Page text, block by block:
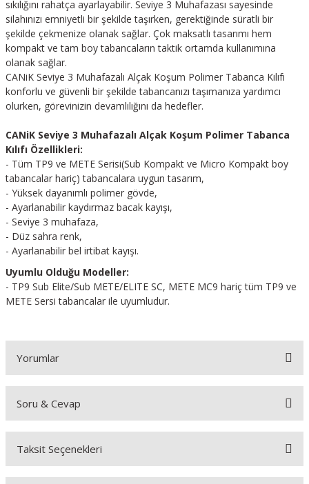
sıkılığını rahatça ayarlayabilir. Seviye 3 Muhafazası sayesinde
silahınızı emniyetli bir şekilde taşırken, gerektiğinde süratli bir
şekilde çekmenize olanak sağlar. Çok maksatlı tasarımı hem
kompakt ve tam boy tabancaların taktik ortamda kullanımına
olanak sağlar.
CANiK Seviye 3 Muhafazalı Alçak Koşum Polimer Tabanca Kılıfı
konforlu ve güvenli bir şekilde tabancanızı taşımanıza yardımcı
olurken, görevinizin devamlılığını da hedefler.
CANiK Seviye 3 Muhafazalı Alçak Koşum Polimer Tabanca
Kılıfı Özellikleri:
- Tüm TP9 ve METE Serisi(Sub Kompakt ve Micro Kompakt boy
tabancalar hariç) tabancalara uygun tasarım,
- Yüksek dayanımlı polimer gövde,
- Ayarlanabilir kaydırmaz bacak kayışı,
- Seviye 3 muhafaza,
- Düz sahra renk,
- Ayarlanabilir bel irtibat kayışı.
Uyumlu Olduğu Modeller:
- TP9 Sub Elite/Sub METE/ELITE SC, METE MC9 hariç tüm TP9 ve
METE Sersi tabancalar ile uyumludur.
Yorumlar
Bu ürüne ilk yorumu siz yapın!
Soru & Cevap
Ürün hakkında henüz soru sorulmamış.
Taksit Seçenekleri